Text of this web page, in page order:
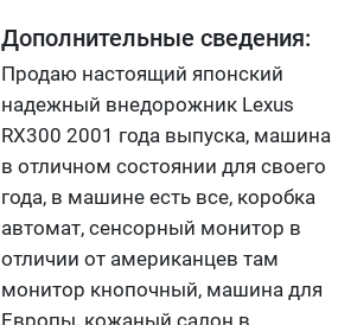
Дополнительные сведения:
Продаю настоящий японский
надежный внедорожник Lexus
RX300 2001 года выпуска, машина
в отличном состоянии для своего
года, в машине есть все, коробка
автомат, сенсорный монитор в
отличии от американцев там
монитор кнопочный, машина для
Европы, кожаный салон в